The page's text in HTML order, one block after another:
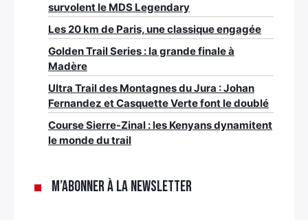
survolent le MDS Legendary
Les 20 km de Paris, une classique engagée
Golden Trail Series : la grande finale à
Madère
Ultra Trail des Montagnes du Jura : Johan
Fernandez et Casquette Verte font le doublé
Course Sierre-Zinal : les Kenyans dynamitent
le monde du trail
M’abonner à la newsletter